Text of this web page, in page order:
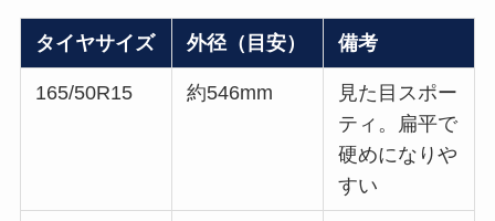
タイヤサイズ 外径（目安） 備考
165/50R15 約546mm
見た目スポー
ティ。扁平で
硬めになりや
すい